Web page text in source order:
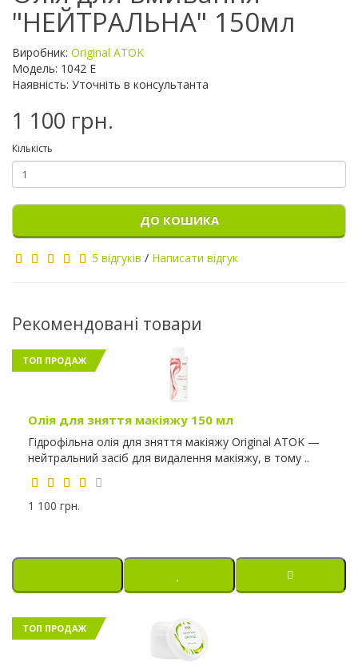
"НЕЙТРАЛЬНА" 150мл
Виробник: Original ATOK
Модель: 1042 E
Наявність: Уточніть в консультанта
1 100 грн.
Кількість
ДО КОШИКА
5 відгуків / Написати відгук
Рекомендовані товари
ТОП ПРОДАЖ
Олія для зняття макіяжу 150 мл
Гідрофільна олія для зняття макіяжу Original ATOK —
нейтральний засіб для видалення макіяжу, в тому ..
1 100 грн.
ТОП ПРОДАЖ